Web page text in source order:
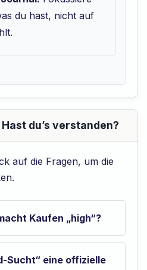
du hast, nicht auf
du’s verstanden?
auf die Fragen, um die
Kaufen „high“?
Sucht“ eine offizielle